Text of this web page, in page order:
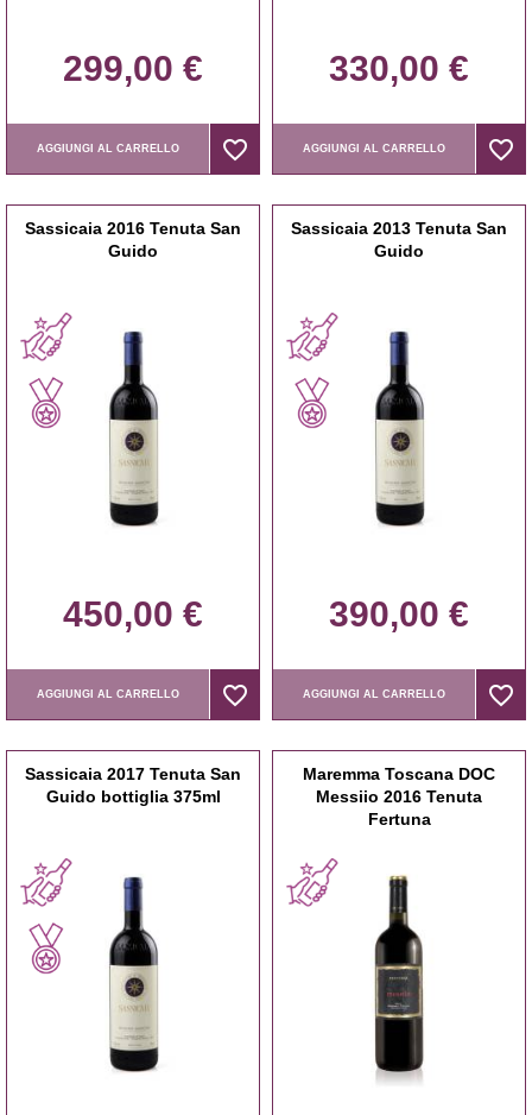
299,00 €
AGGIUNGI AL CARRELLO favorite_border
favorite_border
330,00 €
AGGIUNGI AL CARRELLO favorite_border
favorite_border
Sassicaia 2016 Tenuta San
Guido
450,00 €
AGGIUNGI AL CARRELLO favorite_border
favorite_border
Sassicaia 2013 Tenuta San
Guido
390,00 €
AGGIUNGI AL CARRELLO favorite_border
favorite_border
Sassicaia 2017 Tenuta San
Guido bottiglia 375ml
Maremma Toscana DOC
Messiio 2016 Tenuta
Fertuna